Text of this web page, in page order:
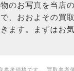
のお写真を当店
、おおよその買
ます。まずはお
参考価格です。 買取参考